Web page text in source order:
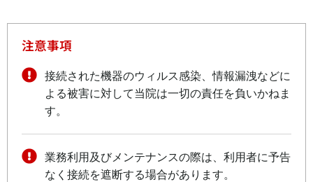
注意事項
接続された機器のウィルス感染、情報漏洩などに
よる被害に対して当院は一切の責任を負いかねま
す。
業務利用及びメンテナンスの際は、利用者に予告
なく接続を遮断する場合があります。